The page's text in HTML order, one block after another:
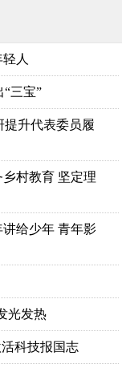
人
三宝”
提升代表委员履
乡村教育 坚定理
讲给少年 青年影
光发热
活科技报国志